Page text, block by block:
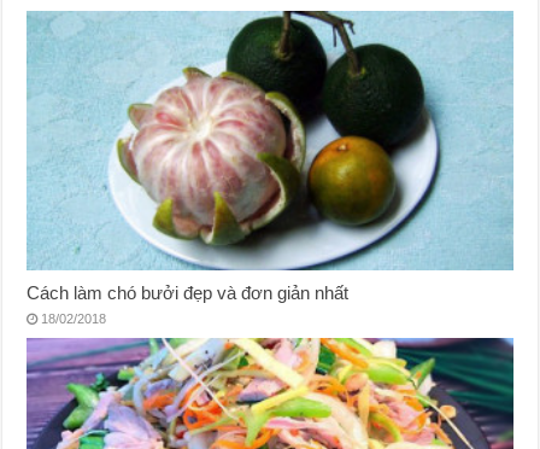
Cách làm chó bưởi đẹp và đơn giản nhất
18/02/2018